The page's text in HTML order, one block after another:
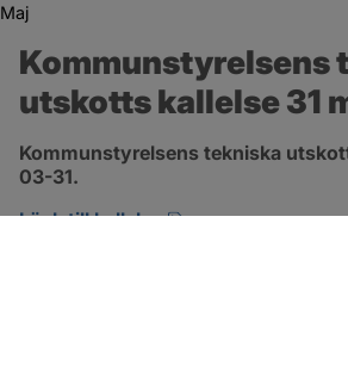
Maj
Kommunstyrelsens
utskotts kallelse 31
Kommunstyrelsens tekniska
03-31.
Länk till kallelse
pdf, öppnas i